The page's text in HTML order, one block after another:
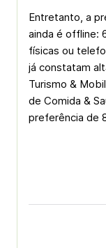
Entretanto, a
ainda é offline:
físicas ou
já constatam
Turismo &
de Comida &
preferência de